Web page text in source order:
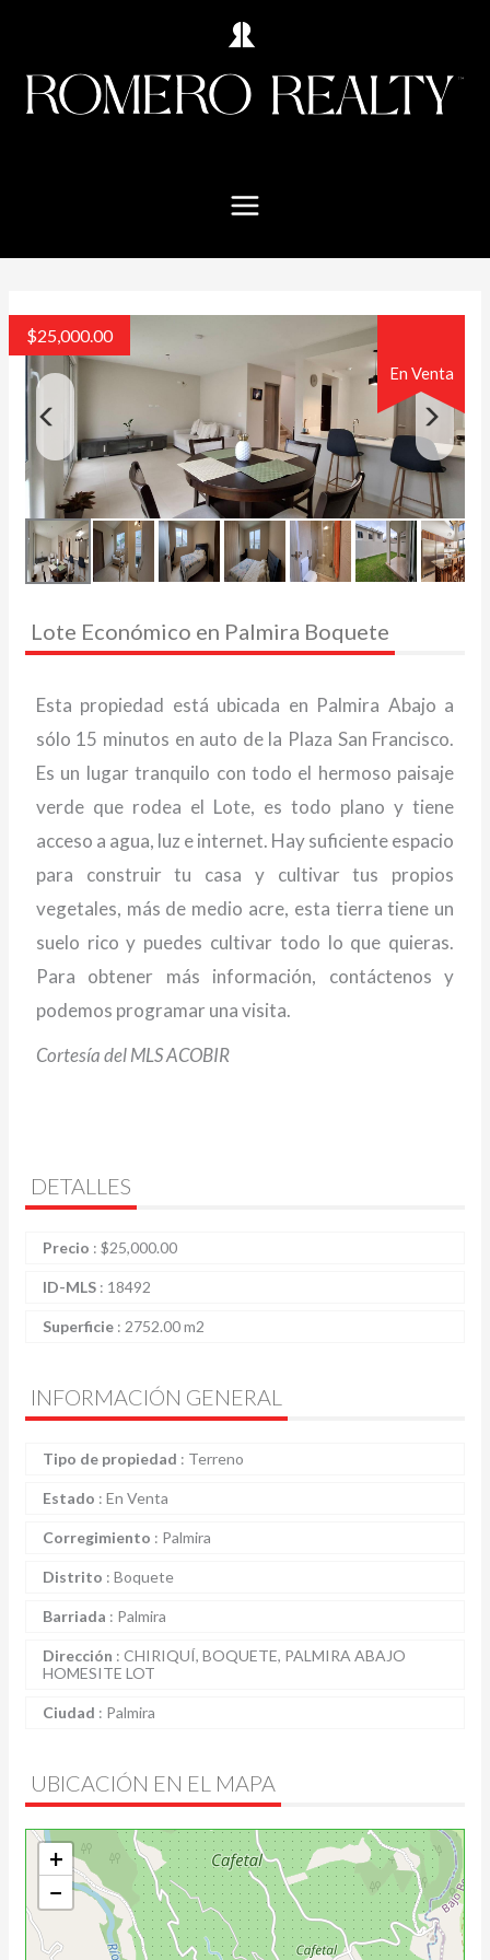
En Venta
$25,000.00
Lote Económico en Palmira Boquete
Esta propiedad está ubicada en Palmira Abajo a
sólo 15 minutos en auto de la Plaza San Francisco.
Es un lugar tranquilo con todo el hermoso paisaje
verde que rodea el Lote, es todo plano y tiene
acceso a agua, luz e internet. Hay suficiente espacio
para construir tu casa y cultivar tus propios
vegetales, más de medio acre, esta tierra tiene un
suelo rico y puedes cultivar todo lo que quieras.
Para obtener más información, contáctenos y
podemos programar una visita.
Cortesía del MLS ACOBIR
DETALLES
Precio : $25,000.00
ID-MLS : 18492
Superficie : 2752.00 m2
INFORMACIÓN GENERAL
Tipo de propiedad : Terreno
Estado : En Venta
Corregimiento : Palmira
Distrito : Boquete
Barriada : Palmira
Dirección : CHIRIQUÍ, BOQUETE, PALMIRA ABAJO
HOMESITE LOT
Ciudad : Palmira
UBICACIÓN EN EL MAPA
+
−